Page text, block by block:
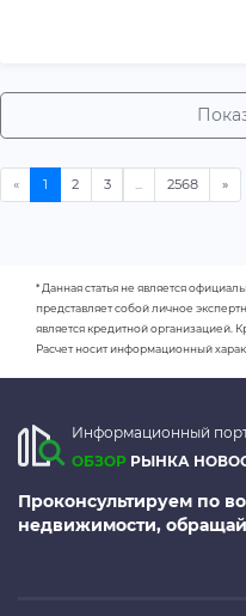
* Данная статья не является
представляет собой личное
является кредитной организацией.
Расчет носит информационный
Информационный
ОБЗОР РЫНКА
Проконсультируем по
недвижимости,